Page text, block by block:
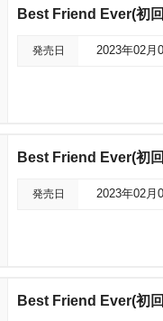
Best Friend Ever(初
発売日 2023年02月
Best Friend Ever(初
発売日 2023年02月
Best Friend Ever(初